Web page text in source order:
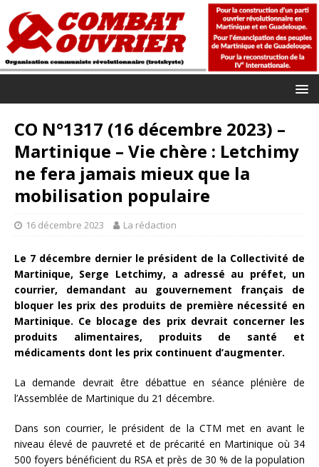
CO N°1317 (16 décembre 2023) –
Martinique – Vie chère : Letchimy
ne fera jamais mieux que la
mobilisation populaire
16 décembre 2023 La rédaction
Le 7 décembre dernier le président de la Collectivité de
Martinique, Serge Letchimy, a adressé au préfet, un
courrier, demandant au gouvernement français de
bloquer les prix des produits de première nécessité en
Martinique. Ce blocage des prix devrait concerner les
produits alimentaires, produits de santé et
médicaments dont les prix continuent d’augmenter.
La demande devrait être débattue en séance plénière de
l’Assemblée de Martinique du 21 décembre.
Dans son courrier, le président de la CTM met en avant le
niveau élevé de pauvreté et de précarité en Martinique où 34
500 foyers bénéficient du RSA et près de 30 % de la population